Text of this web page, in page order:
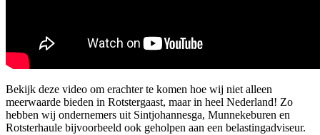
Bekijk deze video om erachter te komen hoe wij niet alleen
meerwaarde bieden in Rotstergaast, maar in heel Nederland! Zo
hebben wij ondernemers uit Sintjohannesga, Munnekeburen en
Rotsterhaule bijvoorbeeld ook geholpen aan een belastingadviseur.